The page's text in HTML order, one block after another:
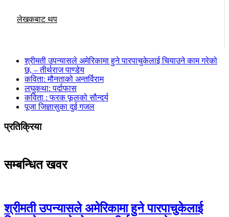
लेखकबाट थप
श्रीमती उपन्यासले अमेरिकामा हुने पारपाचुकेलाई चियाउने काम गरेको
छ, – तीर्थराज पाण्डेय
कविता: मौनताको अन्तर्विराम
लघुकथा: पर्दाफास
कविता : फरक फूलको सौन्दर्य
पूजा जिज्ञासुका दुई गजल
प्रतिक्रिया
सम्बन्धित खवर
श्रीमती उपन्यासले अमेरिकामा हुने पारपाचुकेलाई